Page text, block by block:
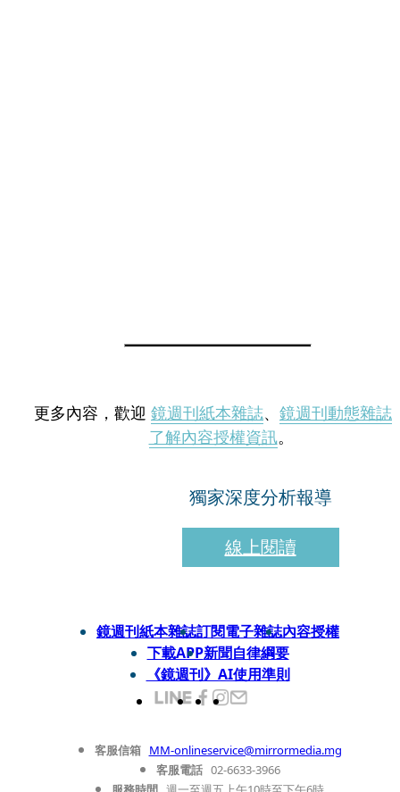
更多內容，歡迎 鏡週刊紙本雜誌、 鏡週刊動態雜誌
了解內容授權資訊。
獨家深度分析報導
線上閱讀
鏡週刊紙本雜誌訂閱電子雜誌內容授權
下載APP新聞自律綱要
《鏡週刊》AI使用準則
客服信箱 MM-onlineservice@mirrormedia.mg
客服電話 02-6633-3966